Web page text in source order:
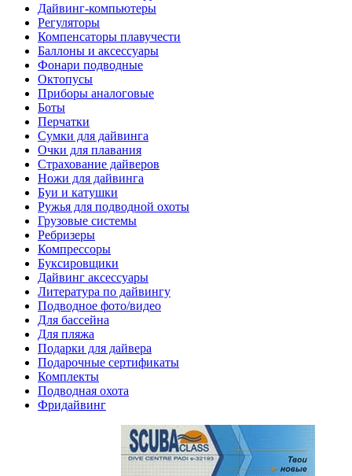
Дайвинг-компьютеры
Регуляторы
Компенсаторы плавучести
Баллоны и аксессуары
Фонари подводные
Октопусы
Приборы аналоговые
Боты
Перчатки
Сумки для дайвинга
Очки для плавания
Страхование дайверов
Ножи для дайвинга
Буи и катушки
Ружья для подводной охоты
Грузовые системы
Ребризеры
Компрессоры
Буксировщики
Дайвинг аксессуары
Литература по дайвингу
Подводное фото/видео
Для бассейна
Для пляжа
Подарки для дайвера
Подарочные сертификаты
Комплекты
Подводная охота
Фридайвинг